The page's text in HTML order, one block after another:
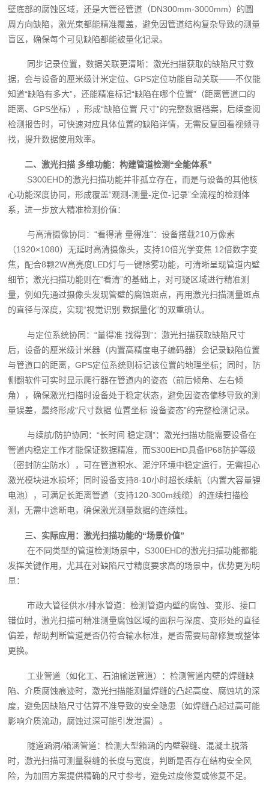
壁底部的腐蚀区域，还是大管径管道（DN300mm-3000mm）的圆
周方向缺陷，激光束都能精准覆盖，避免因管道结构复杂导致的测量
盲区，确保每个可见缺陷都能被量化记录。
同步记录位置，数据关联更清晰：激光扫描获取的缺陷尺寸数
据，会与设备的厘米级计米定位、GPS定位功能自动关联——不仅能
知道“缺陷有多大”，还能精准标记“缺陷在哪个位置”（距离管道口的
距离、GPS坐标），形成“缺陷位置 尺寸”的完整数据档案，后续查阅
检测报告时，可快速对应具体位置的缺陷详情，无需反复回看视频寻
找，提升数据使用效率。
二、激光扫描 多维功能：构建管道检测“全能体系”
S300EHD的激光扫描功能并非孤立存在，而是与设备的其他核
心功能深度协同，形成覆盖“观测-测量-定位-记录”全流程的检测体
系，进一步放大精准检测价值：
与高清摄像协同：“看得清 量得准”：设备搭载210万像素
（1920×1080）无延时高清摄像头，支持10倍光学变焦 12倍数字变
焦，配合8颗2W高亮度LED灯与一键除雾功能，可清晰呈现管道内壁
细节；激光扫描功能则在“看清”的基础上，对可疑区域进行精准测
量，例如先通过摄像头发现管壁的腐蚀斑点，再用激光扫描测量斑点
的直径与深度，实现“视觉识别 数据量化”的双重确认。
与定位系统协同：“量得准 找得到”：激光扫描获取缺陷尺寸
后，设备的厘米级计米器（内置高精度电子编码器）会记录缺陷位置
与管道口的距离，GPS定位系统则标记该位置的地理坐标；同时，防
侧翻软件可实时显示爬行器在管道内的姿态（前后倾角、左右倾
角），确保激光扫描时设备处于稳定状态，避免因姿态偏移导致的测
量误差，最终形成“尺寸数据 位置坐标 设备姿态”的完整检测记录。
与续航/防护协同：“长时间 稳定测”：激光扫描功能需要设备在
管道内稳定工作才能保证数据精准，而S300EHD具备IP68防护等级
（密封防尘防水），可在管道积水、泥泞环境中稳定运行，无需担心
激光模块进水损坏；同时设备支持8-10小时超长续航（内置大容量锂
电池），可满足长距离管道（支持120-300m线缆）的连续扫描检
测，无需中途断电，确保激光测量数据的连续性。
三、实际应用：激光扫描功能的“场景价值”
在不同类型的管道检测场景中，S300EHD的激光扫描功能都能
发挥关键作用，尤其在对缺陷尺寸精度要求高的场景中，优势更为明
显：
市政大管径供水/排水管道：检测管道内壁的腐蚀、变形、接口
错位时，激光扫描可精准测量腐蚀区域的面积与深度、变形处的直径
偏差，帮助判断管道是否仍符合输水标准，是否需要局部修复或整体
更换。
工业管道（如化工、石油输送管道）：检测管道内壁的焊缝缺
陷、介质腐蚀痕迹时，激光扫描能测量焊缝的凸起高度、腐蚀坑的深
度，避免因缺陷尺寸估算不准导致的安全隐患（如焊缝凸起过高可能
影响介质流动，腐蚀过深可能引发泄漏）。
隧道涵洞/箱涵管道：检测大型箱涵的内壁裂缝、混凝土脱落
时，激光扫描可测量裂缝的长度与宽度，判断是否存在结构安全风
险，为加固方案提供精确的尺寸参考，避免过度修复或修复不足。